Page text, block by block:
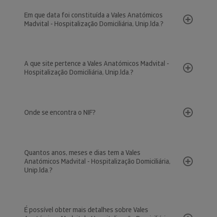
Em que data foi constituída a Vales Anatómicos
Madvital - Hospitalização Domiciliária, Unip.lda.?
A que site pertence a Vales Anatómicos Madvital -
Hospitalização Domiciliária, Unip.lda.?
Onde se encontra o NIF?
Quantos anos, meses e dias tem a Vales
Anatómicos Madvital - Hospitalização Domiciliária,
Unip.lda.?
É possível obter mais detalhes sobre Vales